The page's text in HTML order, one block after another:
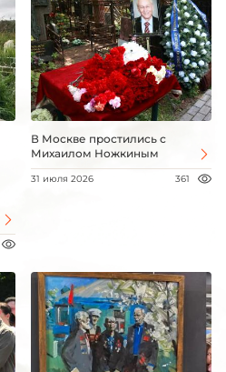
В Москве простились с
Михаилом Ножкиным
31 июля 2026 361